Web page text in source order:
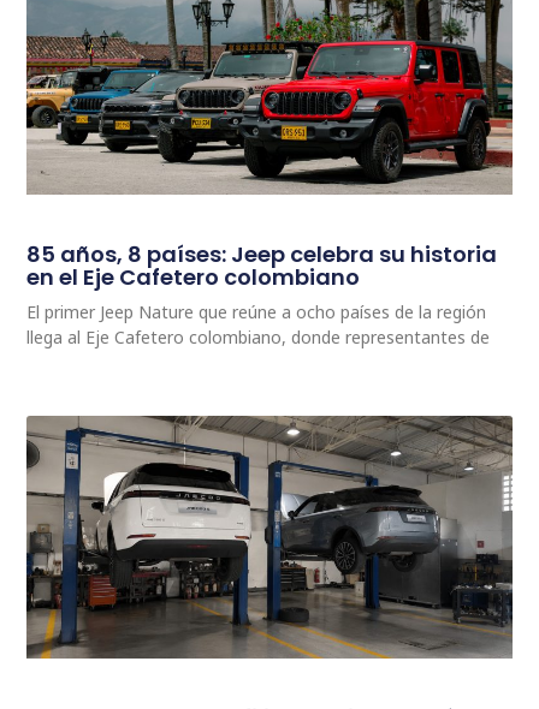
85 años, 8 países: Jeep celebra su historia
en el Eje Cafetero colombiano
El primer Jeep Nature que reúne a ocho países de la región
llega al Eje Cafetero colombiano, donde representantes de